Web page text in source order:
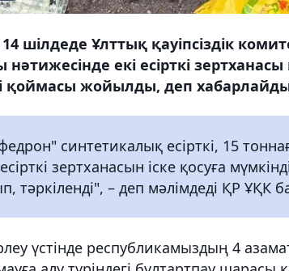
шілдеде Ұлттық қауіпсіздік
нәтижесінде екі есірткі
қоймасы жойылды, деп
синтетикалық есірткі, 15
зертханасын іске қосуға
тәркіленді", – деп мәлімдеді ҚР ҰҚК
үстінде республикамыздың 4